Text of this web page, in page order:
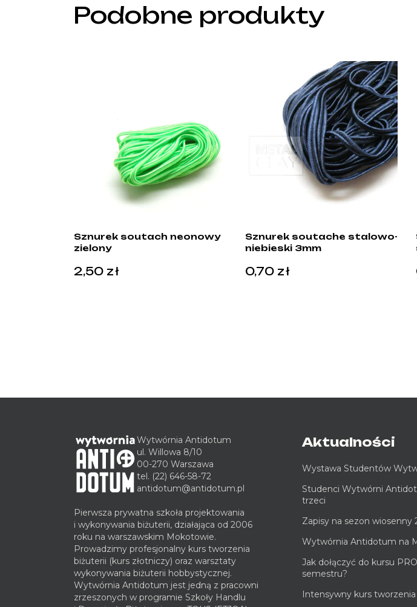
Podobne produkty
Sznurek soutach neonowy
zielony
2,50 zł
Sznurek soutache stalowo-
niebieski 3mm
0,70 zł
Wytwórnia Antidotum
ul. Willowa 8/10
00-270 Warszawa
tel. (22) 646-58-72
antidotum@antidotum.pl
Pierwsza prywatna szkoła projektowania
i wykonywania biżuterii, działająca od 2006
roku na warszawskim Mokotowie.
Prowadzimy profesjonalny kurs tworzenia
biżuterii (kurs złotniczy) oraz warsztaty
wykonywania biżuterii hobbystycznej.
Wytwórnia Antidotum jest jedną z pracowni
zrzeszonych w programie Szkoły Handlu
Aktualności
Wystawa Studentów
Studenci Wytwórni
trzeci
Zapisy na sezon wiosenny
Wytwórnia Antidotum na
Jak dołączyć do kursu
semestru?
Intensywny kurs